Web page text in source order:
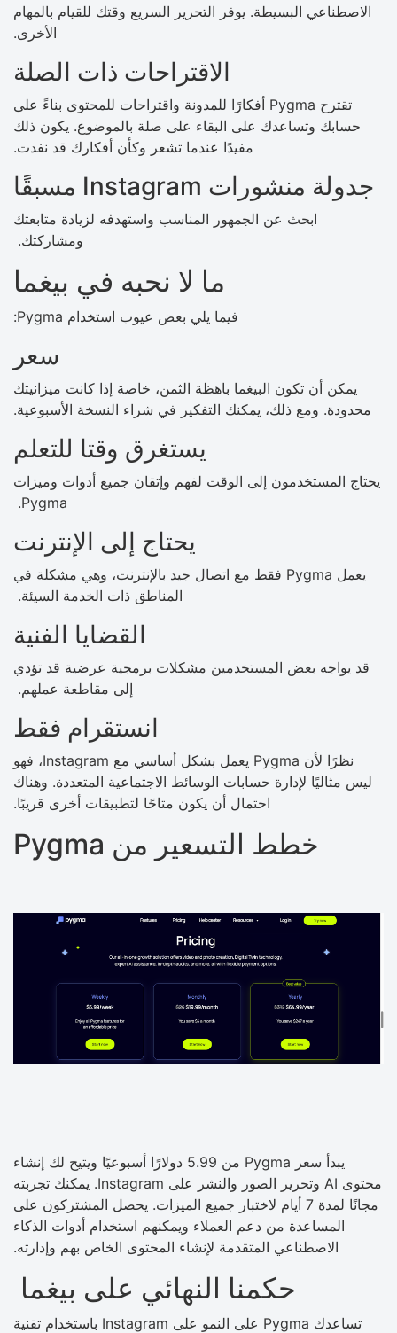
الاصطناعي البسيطة. يوفر التحرير السريع وقتك للقيام بالمهام
الأخرى.
الاقتراحات ذات الصلة
تقترح Pygma أفكارًا للمدونة واقتراحات للمحتوى بناءً على
حسابك وتساعدك على البقاء على صلة بالموضوع. يكون ذلك
مفيدًا عندما تشعر وكأن أفكارك قد نفدت.
جدولة منشورات Instagram مسبقًا
ابحث عن الجمهور المناسب واستهدفه لزيادة متابعتك
ومشاركتك.
ما لا نحبه في بيغما
فيما يلي بعض عيوب استخدام Pygma:
سعر
يمكن أن تكون البيغما باهظة الثمن، خاصة إذا كانت ميزانيتك
محدودة. ومع ذلك، يمكنك التفكير في شراء النسخة الأسبوعية.
يستغرق وقتا للتعلم
يحتاج المستخدمون إلى الوقت لفهم وإتقان جميع أدوات وميزات
Pygma.
يحتاج إلى الإنترنت
يعمل Pygma فقط مع اتصال جيد بالإنترنت، وهي مشكلة في
المناطق ذات الخدمة السيئة.
القضايا الفنية
قد يواجه بعض المستخدمين مشكلات برمجية عرضية قد تؤدي
إلى مقاطعة عملهم.
انستقرام فقط
نظرًا لأن Pygma يعمل بشكل أساسي مع Instagram، فهو
ليس مثاليًا لإدارة حسابات الوسائط الاجتماعية المتعددة. وهناك
احتمال أن يكون متاحًا لتطبيقات أخرى قريبًا.
خطط التسعير من Pygma
يبدأ سعر Pygma من 5.99 دولارًا أسبوعيًا ويتيح لك إنشاء
محتوى AI وتحرير الصور والنشر على Instagram. يمكنك تجربته
مجانًا لمدة 7 أيام لاختبار جميع الميزات. يحصل المشتركون على
المساعدة من دعم العملاء ويمكنهم استخدام أدوات الذكاء
الاصطناعي المتقدمة لإنشاء المحتوى الخاص بهم وإدارته.
حكمنا النهائي على بيغما
تساعدك Pygma على النمو على Instagram باستخدام تقنية